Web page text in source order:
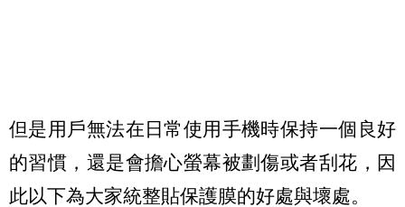
但是用戶無法在日常使用手機時保持一個良好
的習慣，還是會擔心螢幕被劃傷或者刮花，因
此以下為大家統整貼保護膜的好處與壞處。